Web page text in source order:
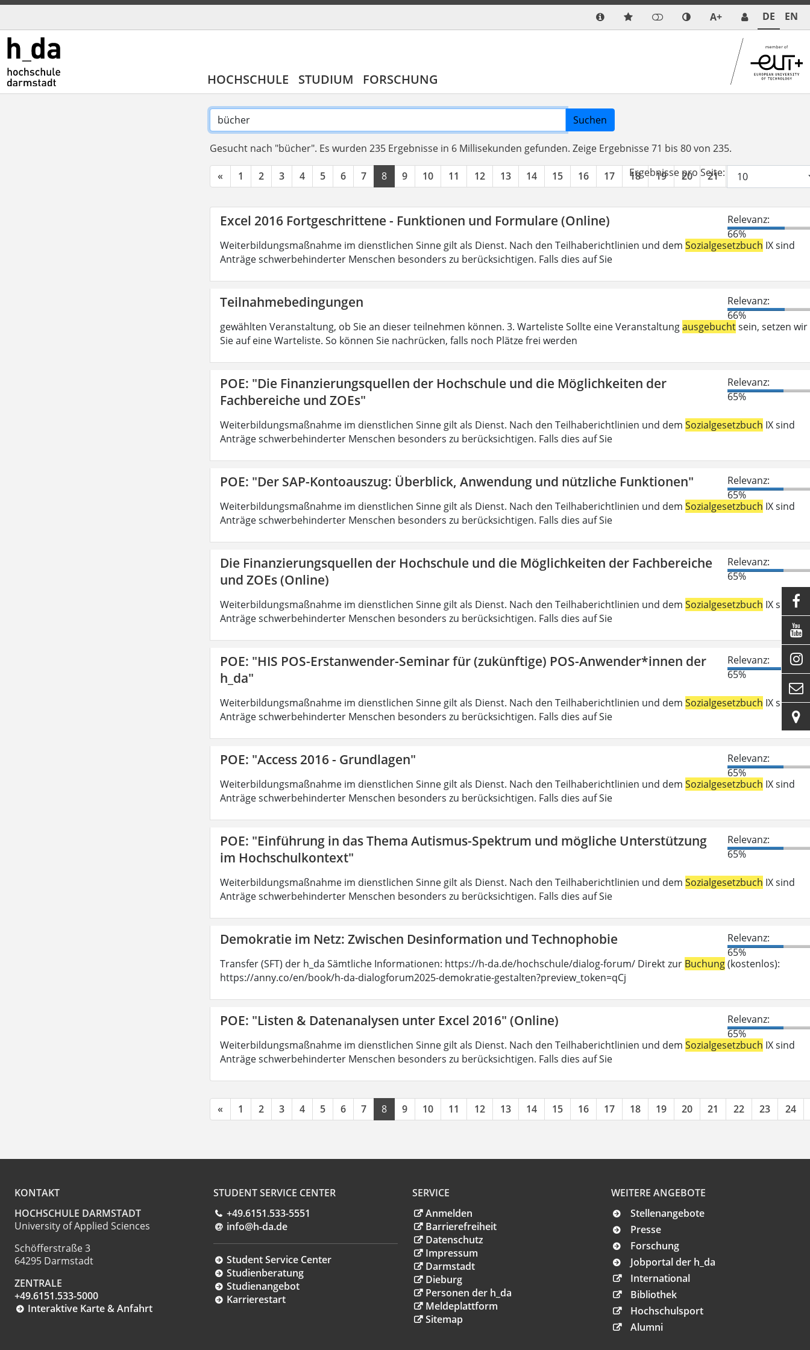
A+ DE EN
HOCHSCHULE STUDIUM FORSCHUNG
Suchen
Gesucht nach "bücher". Es wurden 235 Ergebnisse in 6 Millisekunden gefunden. Zeige Ergebnisse 71 bis 80 von 235.
« 1 2 3 4 5 6 7 8 9 10 11 12 13 14 15 16 17 18 19 20 21 22
Ergebnisse pro Seite:
Excel 2016 Fortgeschrittene - Funktionen und Formulare (Online)
Relevanz:
66%
Weiterbildungsmaßnahme im dienstlichen Sinne gilt als Dienst. Nach den Teilhaberichtlinien und dem Sozialgesetzbuch IX sind
Anträge schwerbehinderter Menschen besonders zu berücksichtigen. Falls dies auf Sie
Teilnahmebedingungen
Relevanz:
66%
gewählten Veranstaltung, ob Sie an dieser teilnehmen können. 3. Warteliste Sollte eine Veranstaltungausgebuchtsein, setzen wir
Sie auf eine Warteliste. So können Sie nachrücken, falls noch Plätze frei werden
POE: "Die Finanzierungsquellen der Hochschule und die Möglichkeiten der
Fachbereiche und ZOEs"
Relevanz:
65%
Weiterbildungsmaßnahme im dienstlichen Sinne gilt als Dienst. Nach den Teilhaberichtlinien und dem Sozialgesetzbuch IX sind
Anträge schwerbehinderter Menschen besonders zu berücksichtigen. Falls dies auf Sie
POE: "Der SAP-Kontoauszug: Überblick, Anwendung und nützliche Funktionen"
Relevanz:
65%
Weiterbildungsmaßnahme im dienstlichen Sinne gilt als Dienst. Nach den Teilhaberichtlinien und dem Sozialgesetzbuch IX sind
Anträge schwerbehinderter Menschen besonders zu berücksichtigen. Falls dies auf Sie
Die Finanzierungsquellen der Hochschule und die Möglichkeiten der Fachbereiche
und ZOEs (Online)
Relevanz:
65%
Weiterbildungsmaßnahme im dienstlichen Sinne gilt als Dienst. Nach den Teilhaberichtlinien und dem Sozialgesetzbuch IX sind
Anträge schwerbehinderter Menschen besonders zu berücksichtigen. Falls dies auf Sie
POE: "HIS POS-Erstanwender-Seminar für (zukünftige) POS-Anwender*innen der
h_da"
Relevanz:
65%
Weiterbildungsmaßnahme im dienstlichen Sinne gilt als Dienst. Nach den Teilhaberichtlinien und dem Sozialgesetzbuch IX sind
Anträge schwerbehinderter Menschen besonders zu berücksichtigen. Falls dies auf Sie
POE: "Access 2016 - Grundlagen"
Relevanz:
65%
Weiterbildungsmaßnahme im dienstlichen Sinne gilt als Dienst. Nach den Teilhaberichtlinien und dem Sozialgesetzbuch IX sind
Anträge schwerbehinderter Menschen besonders zu berücksichtigen. Falls dies auf Sie
POE: "Einführung in das Thema Autismus-Spektrum und mögliche Unterstützung
im Hochschulkontext"
Relevanz:
65%
Weiterbildungsmaßnahme im dienstlichen Sinne gilt als Dienst. Nach den Teilhaberichtlinien und dem Sozialgesetzbuch IX sind
Anträge schwerbehinderter Menschen besonders zu berücksichtigen. Falls dies auf Sie
Demokratie im Netz: Zwischen Desinformation und Technophobie
Relevanz:
65%
Transfer (SFT) der h_da Sämtliche Informationen: https://h-da.de/hochschule/dialog-forum/ Direkt zur Buchung(kostenlos):
https://anny.co/en/book/h-da-dialogforum2025-demokratie-gestalten?preview_token=qCj
POE: "Listen & Datenanalysen unter Excel 2016" (Online)
Relevanz:
65%
Weiterbildungsmaßnahme im dienstlichen Sinne gilt als Dienst. Nach den Teilhaberichtlinien und dem Sozialgesetzbuch IX sind
Anträge schwerbehinderter Menschen besonders zu berücksichtigen. Falls dies auf Sie
« 1 2 3 4 5 6 7 8 9 10 11 12 13 14 15 16 17 18 19 20 21 22 23 24
KONTAKT
HOCHSCHULE DARMSTADT
University of Applied Sciences
Schöfferstraße 3
64295 Darmstadt
ZENTRALE
+49.6151.533-5000
Interaktive Karte & Anfahrt
STUDENT SERVICE CENTER
+49.6151.533-5551
info@h-da.de
Student Service Center
Studienberatung
Studienangebot
Karrierestart
SERVICE
Anmelden
Barrierefreiheit
Datenschutz
Impressum
Darmstadt
Dieburg
Personen der h_da
Meldeplattform
Sitemap
WEITERE ANGEBOTE
Stellenangebote
Presse
Forschung
Jobportal der h_da
International
Bibliothek
Hochschulsport
Alumni




